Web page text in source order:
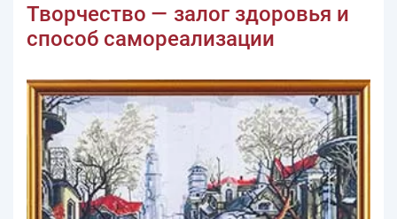
Творчество — залог здоровья и
способ самореализации